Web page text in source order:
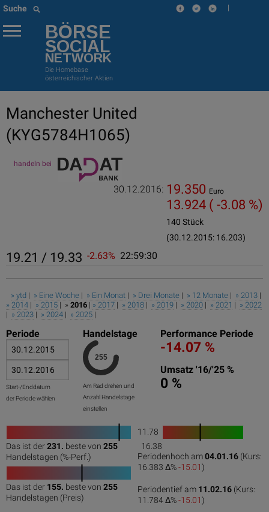
Suche |
BÖRSE
SOCIAL
NETWORK
Die Homebase
österreichischer Aktien
Manchester United
(KYG5784H1065)
handeln bei
30.12.2016: 19.350 Euro
13.924 ( -3.08 %)
140 Stück
(30.12.2015: 16.203)
19.21 / 19.33 -2.63% 22:59:30
» ytd | » Eine Woche | » Ein Monat | » Drei Monate | » 12 Monate | » 2013 |
» 2014 | » 2015 | » 2016 | » 2017 | » 2018 | » 2019 | » 2020 | » 2021 | » 2022
| » 2023 | » 2024 | » 2025 |
Periode
Start-/Enddatum
der Periode wählen
Handelstage
Am Rad drehen und
Anzahl Handelstage
einstellen
Performance Periode
-14.07 %
Umsatz '16/'25 %
0 %
Das ist der231. beste von 255
Handelstagen (%-Perf.)
Das ist der 155. beste von 255
Handelstagen (Preis)
11.78
1
0 100
16.38
Periodenhoch am04.01.16 (Kurs:
16.383 Δ%-15.01)
Periodentief am 11.02.16 (Kurs:
11.784 Δ%-15.01)